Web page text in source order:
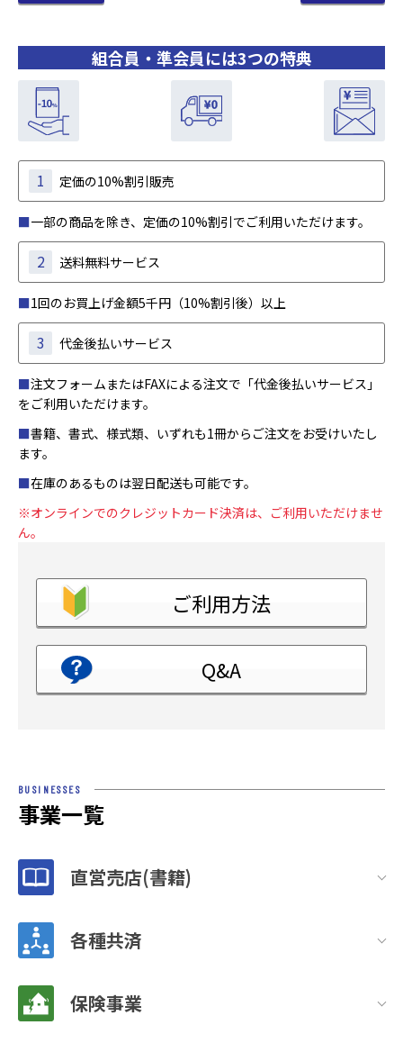
組合員・準会員には3つの特典
1 定価の10%割引販売
■一部の商品を除き、定価の10%割引でご利用いただけます。
2 送料無料サービス
■1回のお買上げ金額5千円（10%割引後）以上
3 代金後払いサービス
■注文フォームまたはFAXによる注文で「代金後払いサービス」
をご利用いただけます。
■書籍、書式、様式類、いずれも1冊からご注文をお受けいたし
ます。
■在庫のあるものは翌日配送も可能です。
※オンラインでのクレジットカード決済は、ご利用いただけませ
ん。
ご利用方法
Q&A
BUSINESSES
事業一覧
直営売店(書籍)
各種共済
保険事業